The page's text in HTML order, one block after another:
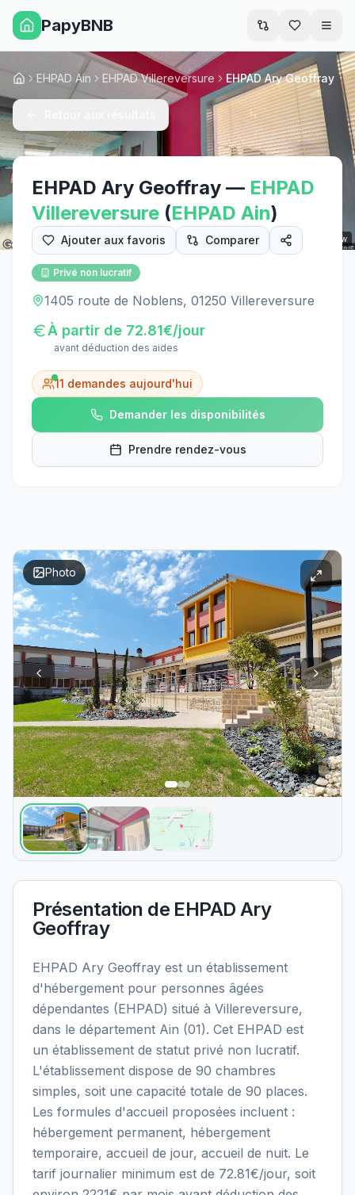
PapyBNB
Street View
AccueilEHPAD Ain EHPAD Villereversure EHPAD Ary Geoffray
EHPAD Ary Geoffray — EHPAD
Villereversure (EHPAD Ain)
Ajouter aux favoris Comparer
Privé non lucratif
1405 route de Noblens, 01250 Villereversure
À partir de 72.81€/jour
avant déduction des aides
11 demandes aujourd'hui
Demander les disponibilités
Prendre rendez-vous
Photo
Présentation de EHPAD Ary
Geoffray
EHPAD Ary Geoffray est un établissement
d'hébergement pour personnes âgées
dépendantes (EHPAD) situé à Villereversure,
dans le département Ain (01). Cet EHPAD est
un établissement de statut privé non lucratif.
L'établissement dispose de 90 chambres
simples, soit une capacité totale de 90 places.
Les formules d'accueil proposées incluent :
hébergement permanent, hébergement
temporaire, accueil de jour, accueil de nuit. Le
tarif journalier minimum est de 72.81€/jour, soit